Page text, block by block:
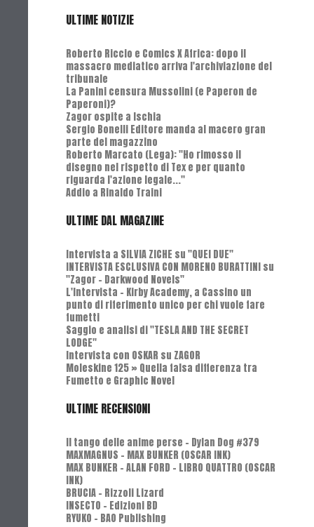
ULTIME NOTIZIE
Roberto Riccio e Comics X Africa: dopo il
massacro mediatico arriva l'archiviazione del
tribunale
La Panini censura Mussolini (e Paperon de
Paperoni)?
Zagor ospite a Ischia
Sergio Bonelli Editore manda al macero gran
parte del magazzino
Roberto Marcato (Lega): "Ho rimosso il
disegno nel rispetto di Tex e per quanto
riguarda l'azione legale..."
Addio a Rinaldo Traini
ULTIME DAL MAGAZINE
Intervista a SILVIA ZICHE su "QUEI DUE"
INTERVISTA ESCLUSIVA CON MORENO BURATTINI su
"Zagor - Darkwood Novels"
L'Intervista - Kirby Academy, a Cassino un
punto di riferimento unico per chi vuole fare
fumetti
Saggio e analisi di "TESLA AND THE SECRET
LODGE"
Intervista con OSKAR su ZAGOR
Moleskine 125 » Quella falsa differenza tra
Fumetto e Graphic Novel
ULTIME RECENSIONI
Il tango delle anime perse - Dylan Dog #379
MAXMAGNUS – MAX BUNKER (OSCAR INK)
MAX BUNKER – ALAN FORD – LIBRO QUATTRO (OSCAR
INK)
BRUCIA - Rizzoli Lizard
INSECTO - Edizioni BD
RYUKO - BAO Publishing